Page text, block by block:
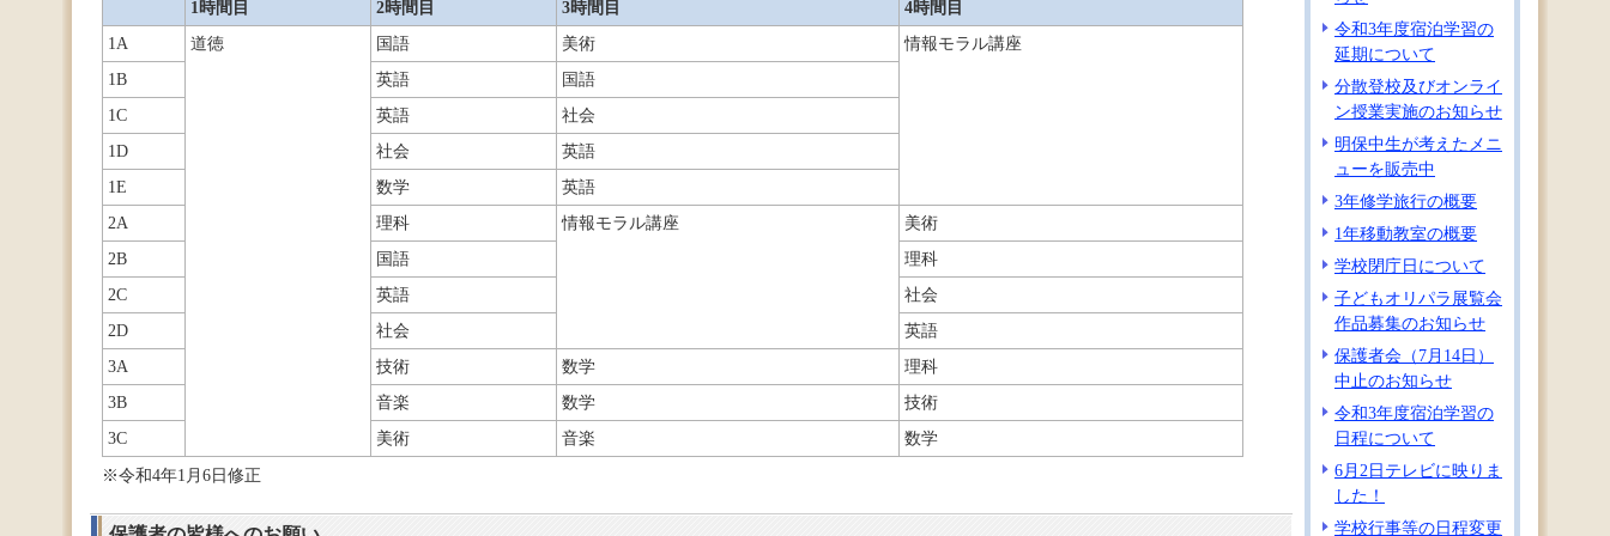
1時間目
2時間目 3時間目
4時間目
1A
道徳 国語 美術
情報モラル講座
1B
英語
国語
1C
英語
社会
1D
社会
英語
1E
数学
英語
2A
理科 情報モラル講座
美術
2B
国語
理科
2C
英語
社会
2D
社会
英語
3A
技術 数学
理科
3B
音楽 数学
技術
3C
美術 音楽
数学
※令和4年1月6日修正
令和3年度宿泊学習の
延期について
分散登校及びオンライ
ン授業実施のお知らせ
明保中生が考えたメニ
ューを販売中
3年修学旅行の概要
1年移動教室の概要
学校閉庁日について
子どもオリパラ展覧会
作品募集のお知らせ
保護者会（7月14日）
中止のお知らせ
令和3年度宿泊学習の
日程について
6月2日テレビに映りま
した！
学校行事等の日程変更